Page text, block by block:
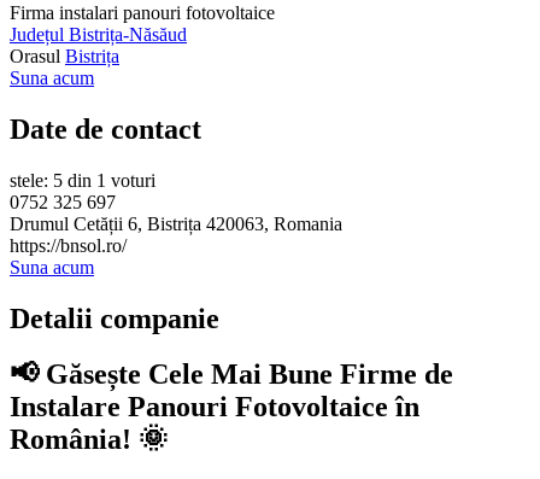
Firma instalari panouri fotovoltaice
Județul Bistrița-Năsăud
Orasul Bistrița
Suna acum
Date de contact
stele: 5 din 1 voturi
0752 325 697
Drumul Cetății 6, Bistrița 420063, Romania
https://bnsol.ro/
Suna acum
Detalii companie
📢 Găsește Cele Mai Bune Firme de
Instalare Panouri Fotovoltaice în
România! 🌞